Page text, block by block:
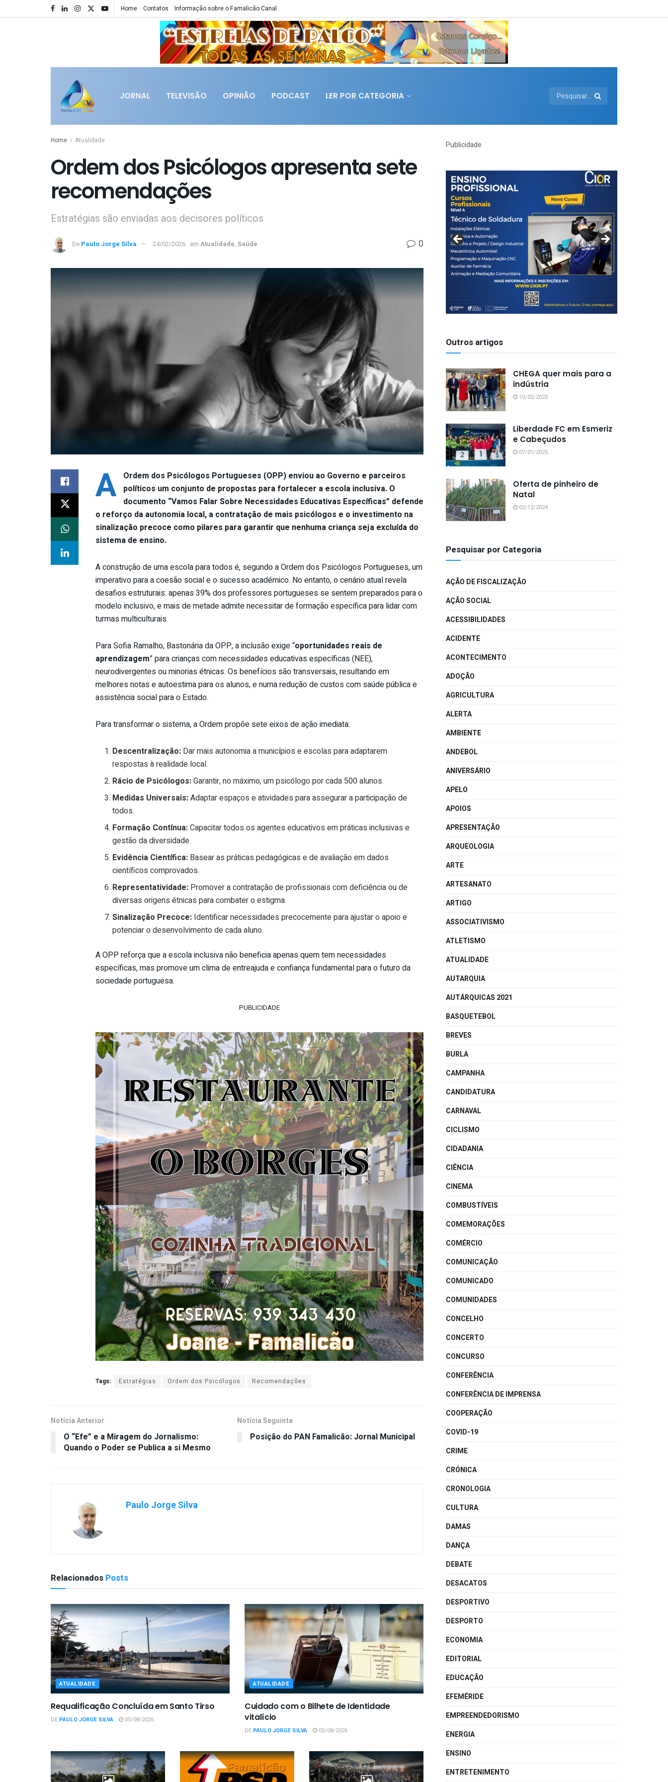
Home Contatos Informação sobre o Famalicão Canal
JORNAL TELEVISÃO OPINIÃO PODCAST LER POR CATEGORIA
Home Atualidade
Ordem dos Psicólogos apresenta sete
recomendações
Estratégias são enviadas aos decisores políticos
De Paulo Jorge Silva 24/02/2026 em Atualidade, Saúde 0
A Ordem dos Psicólogos Portugueses (OPP) enviou ao Governo e parceiros
políticos um conjunto de propostas para fortalecer a escola inclusiva. O
documento “Vamos Falar Sobre Necessidades Educativas Específicas” defende
o reforço da autonomia local, a contratação de mais psicólogos e o investimento na
sinalização precoce como pilares para garantir que nenhuma criança seja excluída do
sistema de ensino.
A construção de uma escola para todos é, segundo a Ordem dos Psicólogos Portugueses, um
imperativo para a coesão social e o sucesso académico. No entanto, o cenário atual revela
desafios estruturais: apenas 39% dos professores portugueses se sentem preparados para o
modelo inclusivo, e mais de metade admite necessitar de formação específica para lidar com
turmas multiculturais.
Para Sofia Ramalho, Bastonária da OPP, a inclusão exige “oportunidades reais de
aprendizagem” para crianças com necessidades educativas específicas (NEE),
neurodivergentes ou minorias étnicas. Os benefícios são transversais, resultando em
melhores notas e autoestima para os alunos, e numa redução de custos com saúde pública e
assistência social para o Estado.
Para transformar o sistema, a Ordem propõe sete eixos de ação imediata:
Descentralização: Dar mais autonomia a municípios e escolas para adaptarem
respostas à realidade local.
Rácio de Psicólogos:Garantir, no máximo, um psicólogo por cada 500 alunos.
Medidas Universais:Adaptar espaços e atividades para assegurar a participação de
todos.
Formação Contínua:Capacitar todos os agentes educativos em práticas inclusivas e
gestão da diversidade.
Evidência Científica: Basear as práticas pedagógicas e de avaliação em dados
científicos comprovados.
Representatividade: Promover a contratação de profissionais com deficiência ou de
diversas origens étnicas para combater o estigma.
Sinalização Precoce: Identificar necessidades precocemente para ajustar o apoio e
potenciar o desenvolvimento de cada aluno.
A OPP reforça que a escola inclusiva não beneficia apenas quem tem necessidades
específicas, mas promove um clima de entreajuda e confiança fundamental para o futuro da
sociedade portuguesa.
PUBLICIDADE
Tags: Estratégias Ordem dos Psicólogos Recomendações
Notícia Anterior
O “Efe” e a Miragem do Jornalismo:
Quando o Poder se Publica a si Mesmo
Notícia Seguinte
Posição do PAN Famalicão: Jornal Municipal
Paulo Jorge Silva
Relacionados Posts
ATUALIDADE
Requalificação Concluída em Santo Tirso
DE PAULO JORGE SILVA 05/08/2026
ATUALIDADE
Cuidado com o Bilhete de Identidade
vitalício
DE PAULO JORGE SILVA 05/08/2026
Publicidade
Outros artigos
CHEGA quer mais para a
indústria
10/02/2025
Liberdade FC em Esmeriz
e Cabeçudos
07/01/2025
Oferta de pinheiro de
Natal
02/12/2024
Pesquisar por Categoria
AÇÃO DE FISCALIZAÇÃO
AÇÃO SOCIAL
ACESSIBILIDADES
ACIDENTE
ACONTECIMENTO
ADOÇÃO
AGRICULTURA
ALERTA
AMBIENTE
ANDEBOL
ANIVERSÁRIO
APELO
APOIOS
APRESENTAÇÃO
ARQUEOLOGIA
ARTE
ARTESANATO
ARTIGO
ASSOCIATIVISMO
ATLETISMO
ATUALIDADE
AUTARQUIA
AUTÁRQUICAS 2021
BASQUETEBOL
BREVES
BURLA
CAMPANHA
CANDIDATURA
CARNAVAL
CICLISMO
CIDADANIA
CIÊNCIA
CINEMA
COMBUSTÍVEIS
COMEMORAÇÕES
COMÉRCIO
COMUNICAÇÃO
COMUNICADO
COMUNIDADES
CONCELHO
CONCERTO
CONCURSO
CONFERÊNCIA
CONFERÊNCIA DE IMPRENSA
COOPERAÇÃO
COVID-19
CRIME
CRÓNICA
CRONOLOGIA
CULTURA
DAMAS
DANÇA
DEBATE
DESACATOS
DESPORTIVO
DESPORTO
ECONOMIA
EDITORIAL
EDUCAÇÃO
EFEMÉRIDE
EMPREENDEDORISMO
ENERGIA
ENSINO
ENTRETENIMENTO